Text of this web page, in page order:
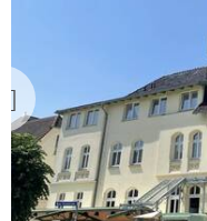
Previous